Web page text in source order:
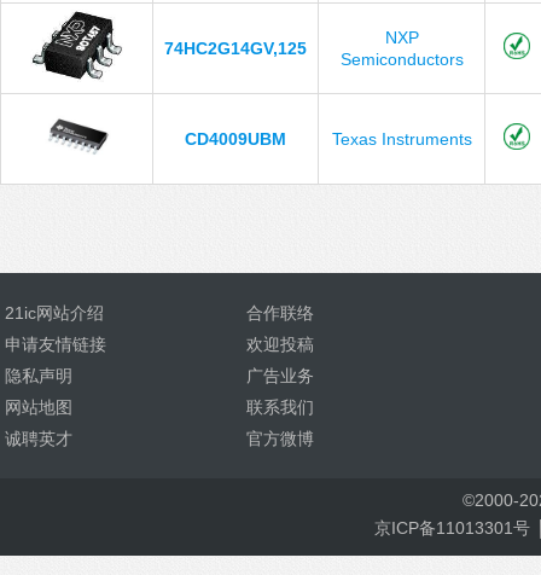
74HC2G14GV,125
NXP
Semiconductors
CD4009UBM Texas Instruments
21ic网站介绍
合作联络
申请友情链接
欢迎投稿
隐私声明
广告业务
网站地图
联系我们
诚聘英才
官方微博
©2000-
京ICP备11013301号